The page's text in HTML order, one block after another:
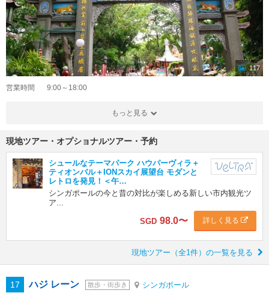
117
営業時間 9:00～18:00
もっと見る
現地ツアー・オプショナルツアー・予約
シュールなテーマパーク ハウパーヴィラ＋
ティオンバル＋IONスカイ展望台 モダンと
レトロを発見！＜午…
シンガポールの今と昔の対比が楽しめる新しい市内観光ツ
ア...
SGD 98.0〜 詳しく見る
現地ツアー（全1件）の一覧を見る
17 ハジ レーン 散歩・街歩き シンガポール